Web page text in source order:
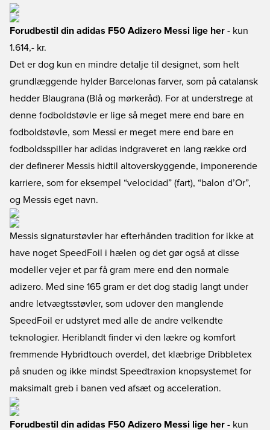
Forudbestil din adidas F50 Adizero Messi lige her - kun
1.614,- kr.
Det er dog kun en mindre detalje til designet, som helt
grundlæggende hylder Barcelonas farver, som på catalansk
hedder Blaugrana (Blå og mørkeråd). For at understrege at
denne fodboldstøvle er lige så meget mere end bare en
fodboldstøvle, som Messi er meget mere end bare en
fodboldsspiller har adidas indgraveret en lang række ord
der definerer Messis hidtil altoverskyggende, imponerende
karriere, som for eksempel “velocidad” (fart), “balon d’Or”,
og Messis eget navn.
Messis signaturstøvler har efterhånden tradition for ikke at
have noget SpeedFoil i hælen og det gør også at disse
modeller vejer et par få gram mere end den normale
adizero. Med sine 165 gram er det dog stadig langt under
andre letvægtsstøvler, som udover den manglende
SpeedFoil er udstyret med alle de andre velkendte
teknologier. Heriblandt finder vi den lækre og komfort
fremmende Hybridtouch overdel, det klæbrige Dribbletex
på snuden og ikke mindst Speedtraxion knopsystemet for
maksimalt greb i banen ved afsæt og acceleration.
Forudbestil din adidas F50 Adizero Messi lige her - kun